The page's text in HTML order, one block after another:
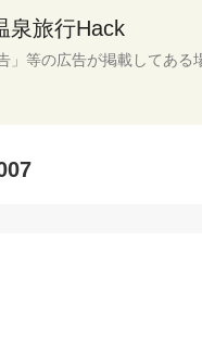
泉旅行Hack
」等の広告が掲載してある